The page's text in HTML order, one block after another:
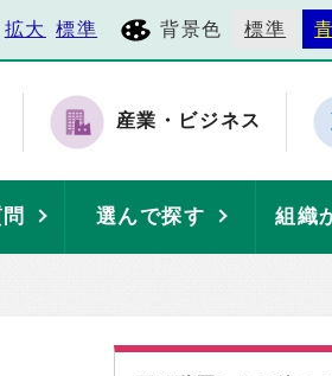
拡大 標準 背景色 標準 青
産業・ビジネス
選んで探す 組織